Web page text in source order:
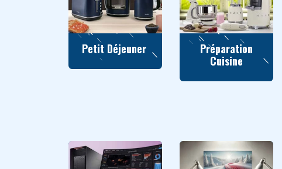
Petit Déjeuner
Préparation
Cuisine